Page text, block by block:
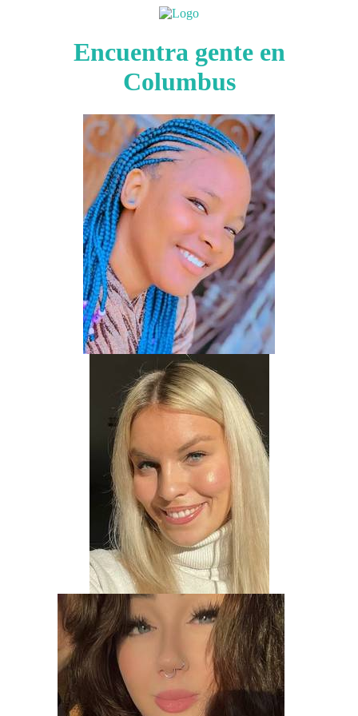
Encuentra gente en
Columbus